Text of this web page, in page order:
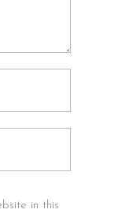
in this